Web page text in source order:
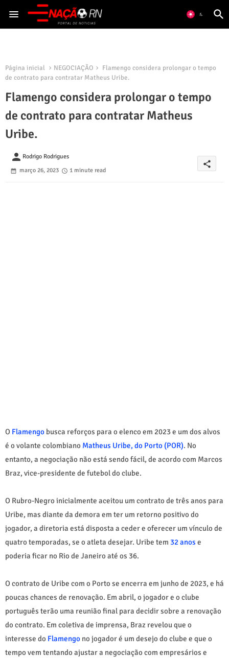
Página inicial NEGOCIAÇÃO
Flamengo considera prolongar o tempo
de contrato para contratar Matheus Uribe.
Flamengo considera prolongar o tempo
de contrato para contratar Matheus
Uribe.
person Rodrigo Rodrigues
março 26, 2023
1 minute read
share
O Flamengo busca reforços para o elenco em 2023 e um dos alvos
é o volante colombiano Matheus Uribe, do Porto (POR). No
entanto, a negociação não está sendo fácil, de acordo com Marcos
Braz, vice-presidente de futebol do clube.
O Rubro-Negro inicialmente aceitou um contrato de três anos para
Uribe, mas diante da demora em ter um retorno positivo do
jogador, a diretoria está disposta a ceder e oferecer um vínculo de
quatro temporadas, se o atleta desejar. Uribe tem 32 anos e
poderia ficar no Rio de Janeiro até os 36.
O contrato de Uribe com o Porto se encerra em junho de 2023, e há
poucas chances de renovação. Em abril, o jogador e o clube
português terão uma reunião final para decidir sobre a renovação
do contrato. Em coletiva de imprensa, Braz revelou que o
interesse do Flamengo no jogador é um desejo do clube e que o
tempo vem tentando ajustar a negociação com empresários e